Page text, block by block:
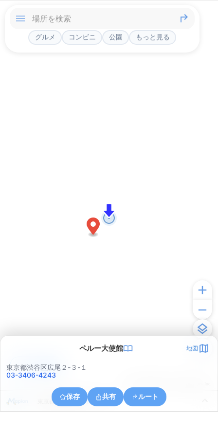
グルメ コンビニ 公園 もっと見る
ペルー大使館 地図
東京都渋谷区広尾２-３-１
03-3406-4243
保存 共有 ルート
東京都港区西麻布１丁目５
アプリで見る